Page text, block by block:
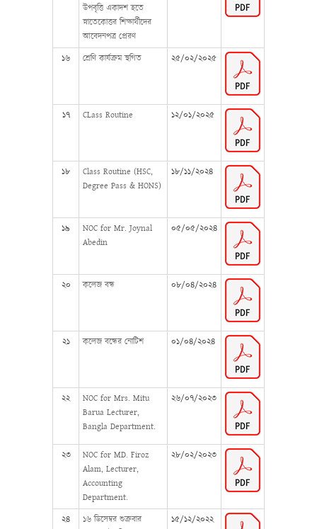
উপবৃত্তি একাদশ হতে
স্নাতেকোত্তর শিক্ষার্থীদের
আবেদনপত্র প্রেরণ
১৬ শ্রেণি কার্যক্রম স্থগিত ২৫/০২/২০২৫
১৭ CLass Routine ১২/০১/২০২৫
১৮
Class Routine (HSC,
Degree Pass & HONS)
১৮/১১/২০২৪
১৯
NOC for Mr. Joynal
Abedin
০৫/০৫/২০২৪
২০ কলেজ বন্ধ ০৮/০৪/২০২৪
২১ কলেজ বন্ধের নোটিশ ০১/০৪/২০২৪
২২
NOC for Mrs. Mitu
Barua Lecturer,
Bangla Department.
২৬/০৭/২০২৩
২৩
NOC for MD. Firoz
Alam, Lecturer,
Accounting
Department.
২৮/০২/২০২৩
২৪
১৬ ডিসেম্বর শুক্রবার
১৫/১২/২০২২